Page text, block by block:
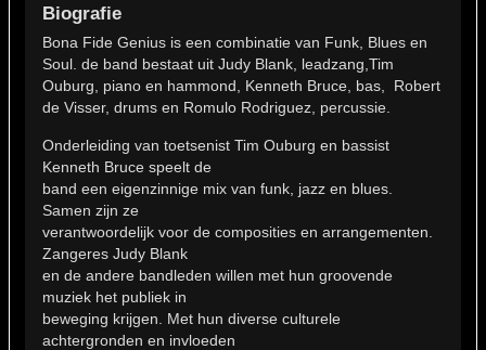
Biografie
Bona Fide Genius is een combinatie van Funk, Blues en
Soul. de band bestaat uit Judy Blank, leadzang,Tim
Ouburg, piano en hammond, Kenneth Bruce, bas, Robert
de Visser, drums en Romulo Rodriguez, percussie.
Onderleiding van toetsenist Tim Ouburg en bassist
Kenneth Bruce speelt de
band een eigenzinnige mix van funk, jazz en blues.
Samen zijn ze
verantwoordelijk voor de composities en arrangementen.
Zangeres Judy Blank
en de andere bandleden willen met hun groovende
muziek het publiek in
beweging krijgen. Met hun diverse culturele
achtergronden en invloeden